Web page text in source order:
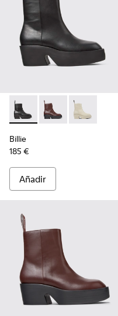
Billie - K400754-002 -
Billie - K400754-
Billie -
Billie
185 €
Añadir